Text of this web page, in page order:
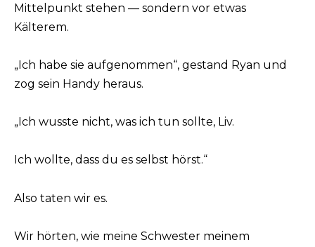
Mittelpunkt stehen — sondern vor etwas
Kälterem.
„Ich habe sie aufgenommen“, gestand Ryan und
zog sein Handy heraus.
„Ich wusste nicht, was ich tun sollte, Liv.
Ich wollte, dass du es selbst hörst.“
Also taten wir es.
Wir hörten, wie meine Schwester meinem